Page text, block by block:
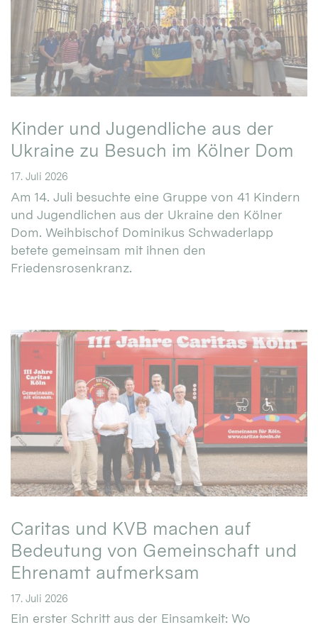
Kinder und Jugendliche aus der
Ukraine zu Besuch im Kölner Dom
17. Juli 2026
Am 14. Juli besuchte eine Gruppe von 41 Kindern
und Jugendlichen aus der Ukraine den Kölner
Dom. Weihbischof Dominikus Schwaderlapp
betete gemeinsam mit ihnen den
Friedensrosenkranz.
Caritas und KVB machen auf
Bedeutung von Gemeinschaft und
Ehrenamt aufmerksam
17. Juli 2026
Ein erster Schritt aus der Einsamkeit: Wo